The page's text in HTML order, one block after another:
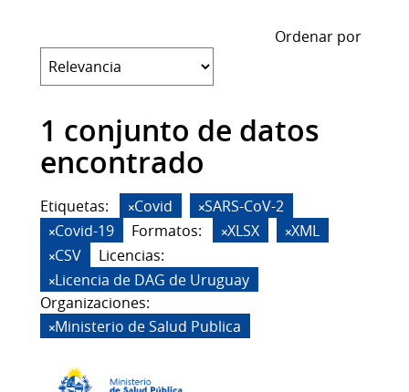
Ordenar por
1 conjunto de datos
encontrado
Etiquetas: Covid
SARS-CoV-2
Covid-19
Formatos: XLSX
XML
CSV
Licencias:
Licencia de DAG de Uruguay
Organizaciones:
Ministerio de Salud Publica